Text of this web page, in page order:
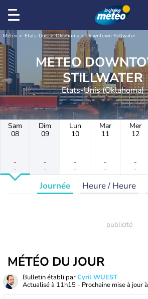
Météo Etats-Unis Oklahoma Downtown Stillwater
METEO DOWNTOWN
STILLWATER
Etats-Unis (Oklahoma)
Sam
08
-
-
Dim
09
-
-
Lun
10
-
-
Mar
11
-
-
Mer
12
-
-
Journée Heure / Heure
MÉTÉO DU JOUR
Bulletin établi parCyril WUEST
Actualisé à 11h15 - Prochaine mise à jour à